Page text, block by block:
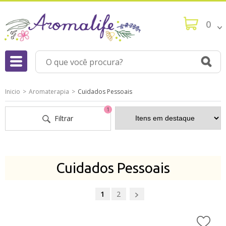
0
Filtrar
1
Inicio Aromaterapia Cuidados Pessoais
Cuidados Pessoais
1 2